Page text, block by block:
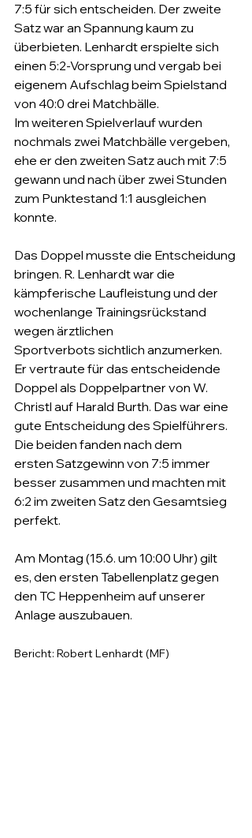
7:5 für sich entscheiden. Der zweite
Satz war an Spannung kaum zu
überbieten. Lenhardt erspielte sich
einen 5:2-Vorsprung und vergab bei
eigenem Aufschlag beim Spielstand
von 40:0 drei Matchbälle.
Im weiteren Spielverlauf wurden
nochmals zwei Matchbälle vergeben,
ehe er den zweiten Satz auch mit 7:5
gewann und nach über zwei Stunden
zum Punktestand 1:1 ausgleichen
konnte.
Das Doppel musste die Entscheidung
bringen. R. Lenhardt war die
kämpferische Laufleistung und der
wochenlange Trainingsrückstand
wegen ärztlichen
Sportverbots sichtlich anzumerken.
Er vertraute für das entscheidende
Doppel als Doppelpartner von W.
Christl auf Harald Burth. Das war eine
gute Entscheidung des Spielführers.
Die beiden fanden nach dem
ersten Satzgewinn von 7:5 immer
besser zusammen und machten mit
6:2 im zweiten Satz den Gesamtsieg
perfekt.
Am Montag (15.6. um 10:00 Uhr) gilt
es, den ersten Tabellenplatz gegen
den TC Heppenheim auf unserer
Anlage auszubauen.
Bericht: Robert Lenhardt (MF)